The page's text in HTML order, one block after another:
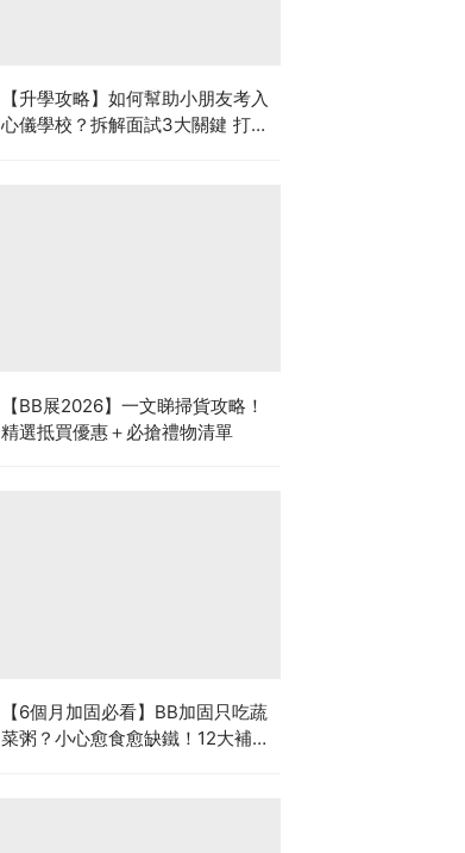
【升學攻略】如何幫助小朋友考入
心儀學校？拆解面試3大關鍵 打好
【BB展2026】一文睇掃貨攻略！
精選抵買優惠＋必搶禮物清單
【6個月加固必看】BB加固只吃蔬
菜粥？小心愈食愈缺鐵！12大補鐵